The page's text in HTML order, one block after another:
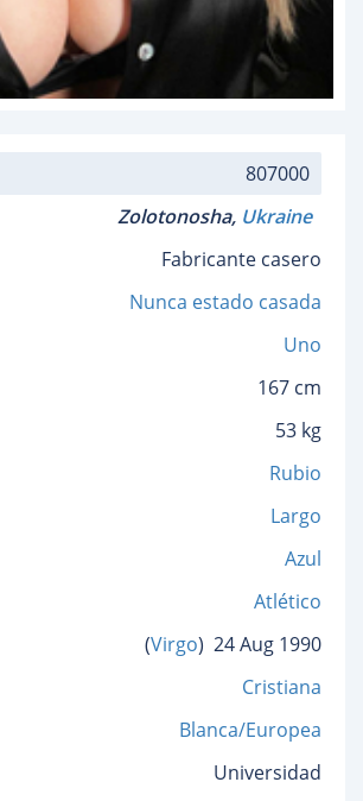
807000
Zolotonosha, Ukraine
Fabricante casero
Nunca estado casada
Uno
167 cm
53 kg
Rubio
Largo
Azul
Atlético
(Virgo) 24 Aug 1990
Cristiana
Blanca/Europea
Universidad